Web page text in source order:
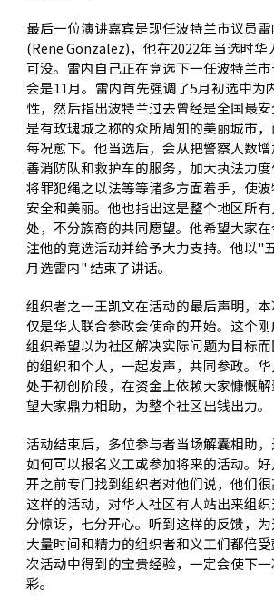
最后一位演讲嘉宾是现任波特兰市议员
(Rene Gonzalez)，他在2022年当选时华
可没。雷内自己正在竞选下一任波特兰
会是11月。雷内首先强调了5月初选中为
性，然后指出波特兰过去曾经是全国最安
是有玫瑰城之称的众所周知的美丽城市
每况愈下。他当选后，会从把警察人数
善消防队和救护车的服务，加大执法力
将罪犯绳之以法等等诸多方面着手，使
安全和美丽。他也指出这是整个地区所
处，不分族裔的共同愿望。他希望大家
注他的竞选活动并给予大力支持。他以"
月选雷内" 结束了讲话。
组织者之一王凯文在活动的最后声明，
仅是华人联合参政会使命的开始。这个
组织希望以为社区解决实际问题为目标
的组织和个人，一起发声，共同参政。
处于初创阶段，在资金上依赖大家慷慨
望大家鼎力相助，为整个社区出钱出力。
活动结束后，多位参与者当场解囊相助
如何可以报名义工或参加将来的活动。
开之前专门找到组织者对他们说，他们
这样的活动，对华人社区有人站出来组
分惊讶，七分开心。听到这样的反馈，
大量时间和精力的组织者和义工们都倍
次活动中得到的宝贵经验，一定会使下
彩。